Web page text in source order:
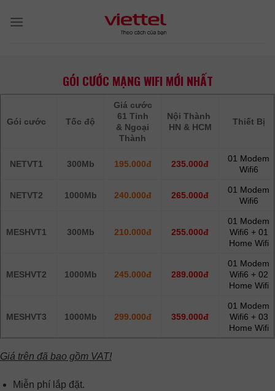
GÓI CƯỚC MẠNG WIFI MỚI NHẤT
Gói cước Tốc độ
Giá cước
61 Tỉnh
& Ngoại
Thành
Nội Thành
HN & HCM
Thiết Bị
NETVT1 300Mb 195.000đ 235.000đ
01 Modem
Wifi6
NETVT2 1000Mb 240.000đ 265.000đ
01 Modem
Wifi6
MESHVT1 300Mb 210.000đ 255.000đ
01 Modem
Wifi6 + 01
Home Wifi
MESHVT2 1000Mb 245.000đ 289.000đ
01 Modem
Wifi6 + 02
Home Wifi
MESHVT3 1000Mb 299.000đ 359.000đ
01 Modem
Wifi6 + 03
Home Wifi
Giá trên đã bao gồm VAT!
Miễn phí lắp đặt.